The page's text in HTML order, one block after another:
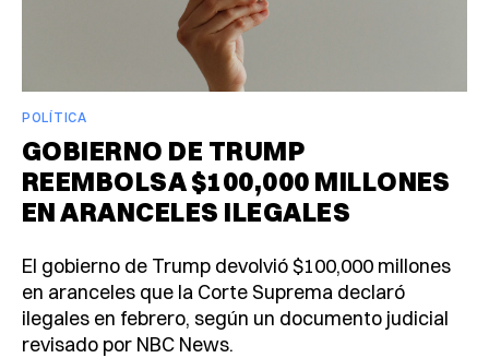
POLÍTICA
GOBIERNO DE TRUMP
REEMBOLSA $100,000 MILLONES
EN ARANCELES ILEGALES
El gobierno de Trump devolvió $100,000 millones
en aranceles que la Corte Suprema declaró
ilegales en febrero, según un documento judicial
revisado por NBC News.